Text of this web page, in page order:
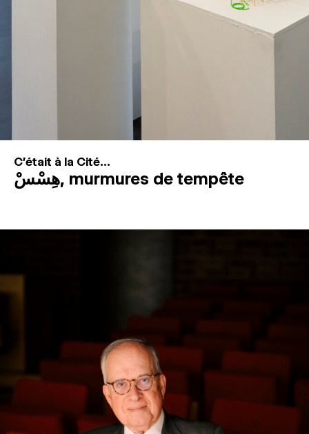
C'était à la Cité...
هِسْسْ, murmures de tempête